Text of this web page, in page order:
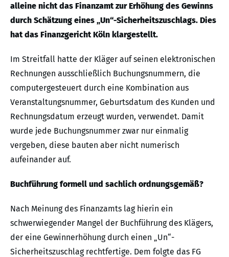
alleine nicht das Finanzamt zur Erhöhung des Gewinns
durch Schätzung eines „Un“-Sicherheitszuschlags. Dies
hat das Finanzgericht Köln klargestellt.
Im Streitfall hatte der Kläger auf seinen elektronischen
Rechnungen ausschließlich Buchungsnummern, die
computergesteuert durch eine Kombination aus
Veranstaltungsnummer, Geburtsdatum des Kunden und
Rechnungsdatum erzeugt wurden, verwendet. Damit
wurde jede Buchungsnummer zwar nur einmalig
vergeben, diese bauten aber nicht numerisch
aufeinander auf.
Buchführung formell und sachlich ordnungsgemäß?
Nach Meinung des Finanzamts lag hierin ein
schwerwiegender Mangel der Buchführung des Klägers,
der eine Gewinnerhöhung durch einen „Un“-
Sicherheitszuschlag rechtfertige. Dem folgte das FG